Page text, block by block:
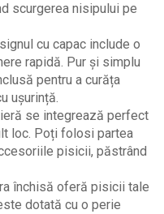
scurgerea nisipului pe
cu capac include o
rapidă. Pur și simplu
pentru a curăța
ușurință.
se integrează perfect
loc. Poți folosi partea
pisicii, păstrând
închisă oferă pisicii tale
dotată cu o perie